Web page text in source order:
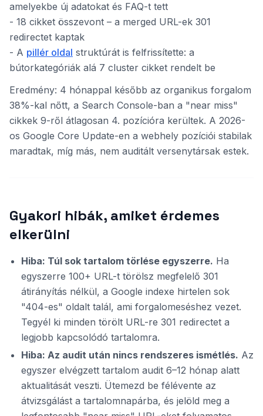
amelyekbe új adatokat és FAQ-t tett
- 18 cikket összevont – a merged URL-ek 301
redirectet kaptak
- A pillér oldal struktúrát is felfrissítette: a
bútorkategóriák alá 7 cluster cikket rendelt be
Eredmény: 4 hónappal később az organikus forgalom
38%-kal nőtt, a Search Console-ban a "near miss"
cikkek 9-ről átlagosan 4. pozícióra kerültek. A 2026-
os Google Core Update-en a webhely pozíciói stabilak
maradtak, míg más, nem auditált versenytársak estek.
Gyakori hibák, amiket érdemes
elkerülni
Hiba: Túl sok tartalom törlése egyszerre. Ha
egyszerre 100+ URL-t törölsz megfelelő 301
átirányítás nélkül, a Google indexe hirtelen sok
"404-es" oldalt talál, ami forgalomeséshez vezet.
Tegyél ki minden törölt URL-re 301 redirectet a
legjobb kapcsolódó tartalomra.
Hiba: Az audit után nincs rendszeres ismétlés. Az
egyszer elvégzett tartalom audit 6–12 hónap alatt
aktualitását veszti. Ütemezd be félévente az
átvizsgálást a tartalomnapárba, és jelöld meg a